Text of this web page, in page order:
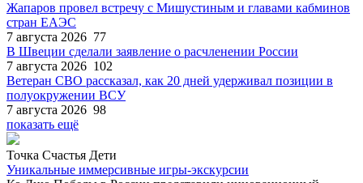
Жапаров провел встречу с Мишустиным и главами кабминов
стран ЕАЭС
7 августа 2026 77
В Швеции сделали заявление о расчленении России
7 августа 2026 102
Ветеран СВО рассказал, как 20 дней удерживал позиции в
полуокружении ВСУ
7 августа 2026 98
показать ещё
Точка Счастья Дети
Уникальные иммерсивные игры-экскурсии